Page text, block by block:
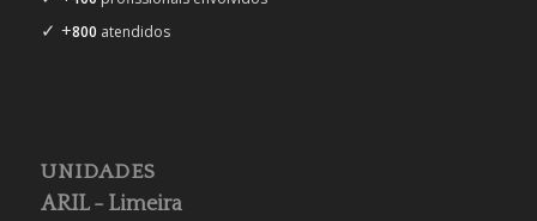
✓ +800 atendidos
UNIDADES
ARIL - Limeira